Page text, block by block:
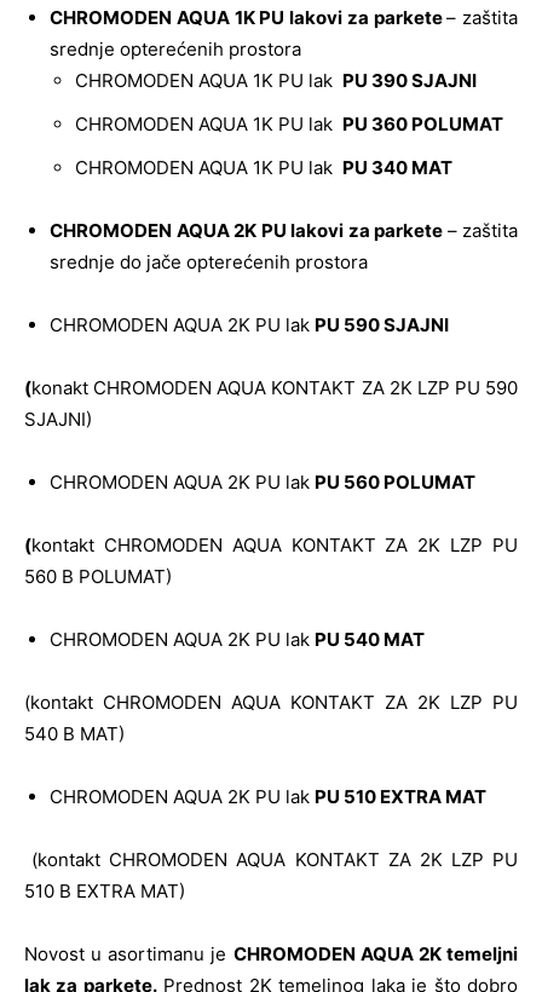
CHROMODEN AQUA 1K PU lakovi za parkete– zaštita
srednje opterećenih prostora
CHROMODEN AQUA 1K PU lak PU 390 SJAJNI
CHROMODEN AQUA 1K PU lak PU 360 POLUMAT
CHROMODEN AQUA 1K PU lak PU 340 MAT
CHROMODEN AQUA 2K PU lakovi za parkete – zaštita
srednje do jače opterećenih prostora
CHROMODEN AQUA 2K PU lak PU 590 SJAJNI
(konakt CHROMODEN AQUA KONTAKT ZA 2K LZP PU 590
SJAJNI)
CHROMODEN AQUA 2K PU lak PU 560 POLUMAT
(kontakt CHROMODEN AQUA KONTAKT ZA 2K LZP PU
560 B POLUMAT)
CHROMODEN AQUA 2K PU lak PU 540 MAT
(kontakt CHROMODEN AQUA KONTAKT ZA 2K LZP PU
540 B MAT)
CHROMODEN AQUA 2K PU lak PU 510 EXTRA MAT
(kontakt CHROMODEN AQUA KONTAKT ZA 2K LZP PU
510 B EXTRA MAT)
Novost u asortimanu je CHROMODEN AQUA 2K temeljni
lak za parkete.Prednost 2K temeljnog laka je što dobro